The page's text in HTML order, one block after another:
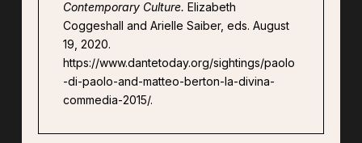
Contemporary Culture. Elizabeth
Coggeshall and Arielle Saiber, eds. August
19, 2020.
https://www.dantetoday.org/sightings/paolo
-di-paolo-and-matteo-berton-la-divina-
commedia-2015/.